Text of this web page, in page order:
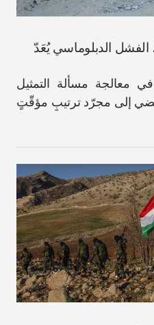
الدبلوماسي يُعَدّ
معالجة مسألة التمثيل
إلى مجرّد ترتيبٍ مؤقّتٍ